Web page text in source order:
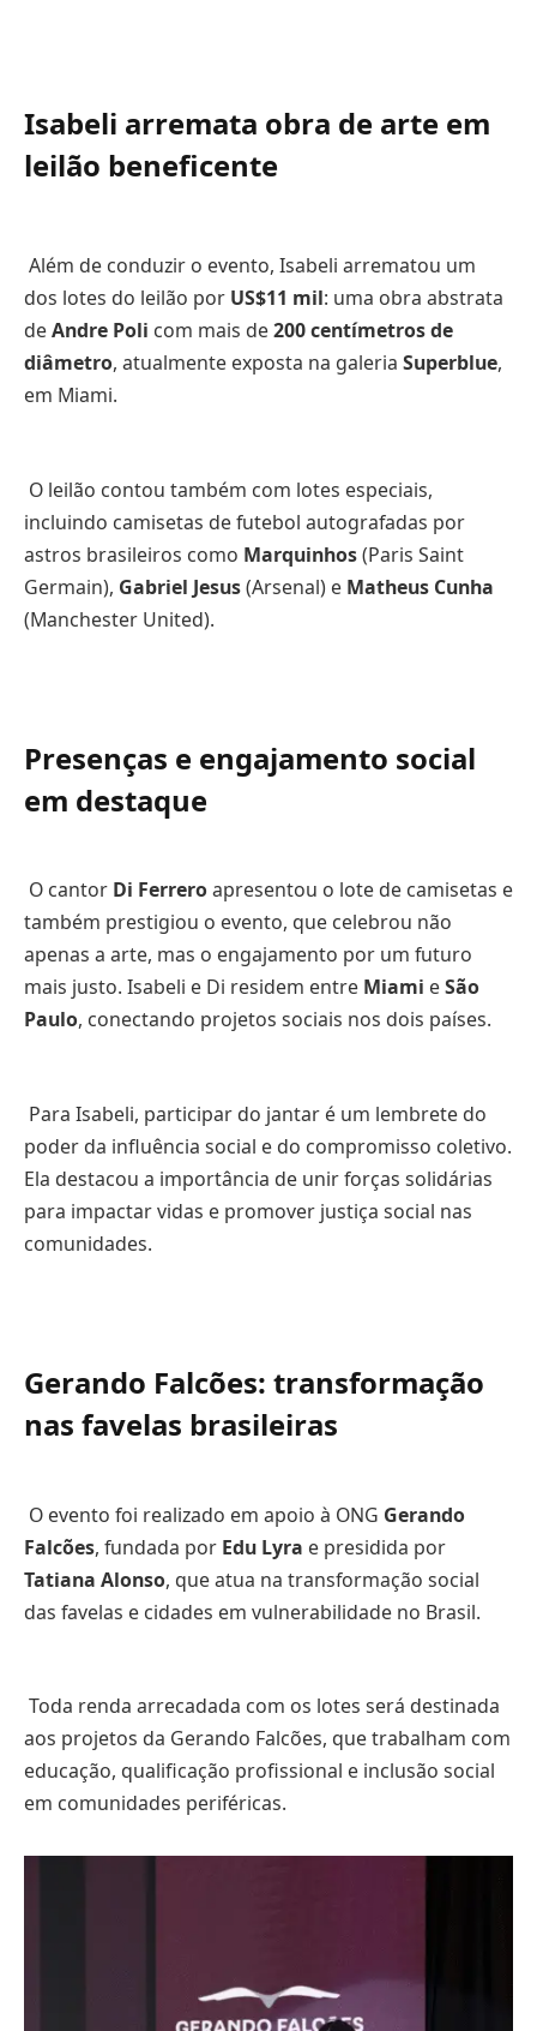
Isabeli arremata obra de arte em
leilão beneficente
Além de conduzir o evento, Isabeli arrematou um
dos lotes do leilão por US$11 mil: uma obra abstrata
deAndre Poli com mais de200 centímetros de
diâmetro, atualmente exposta na galeria Superblue,
em Miami.
O leilão contou também com lotes especiais,
incluindo camisetas de futebol autografadas por
astros brasileiros como Marquinhos(Paris Saint
Germain), Gabriel Jesus(Arsenal) e Matheus Cunha
(Manchester United).
Presenças e engajamento social
em destaque
O cantor Di Ferreroapresentou o lote de camisetas e
também prestigiou o evento, que celebrou não
apenas a arte, mas o engajamento por um futuro
mais justo. Isabeli e Di residem entre Miami eSão
Paulo, conectando projetos sociais nos dois países.
Para Isabeli, participar do jantar é um lembrete do
poder da influência social e do compromisso coletivo.
Ela destacou a importância de unir forças solidárias
para impactar vidas e promover justiça social nas
comunidades.
Gerando Falcões: transformação
nas favelas brasileiras
O evento foi realizado em apoio à ONG Gerando
Falcões, fundada por Edu Lyra e presidida por
Tatiana Alonso, que atua na transformação social
das favelas e cidades em vulnerabilidade no Brasil.
Toda renda arrecadada com os lotes será destinada
aos projetos da Gerando Falcões, que trabalham com
educação, qualificação profissional e inclusão social
em comunidades periféricas.